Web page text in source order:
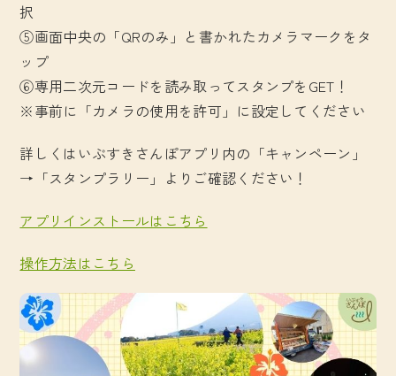
択
⑤画面中央の「QRのみ」と書かれたカメラマークをタ
ップ
⑥専用二次元コードを読み取ってスタンプをGET！
※事前に「カメラの使用を許可」に設定してください
詳しくはいぶすきさんぽアプリ内の「キャンペーン」
→「スタンプラリー」よりご確認ください！
アプリインストールはこちら
操作方法はこちら